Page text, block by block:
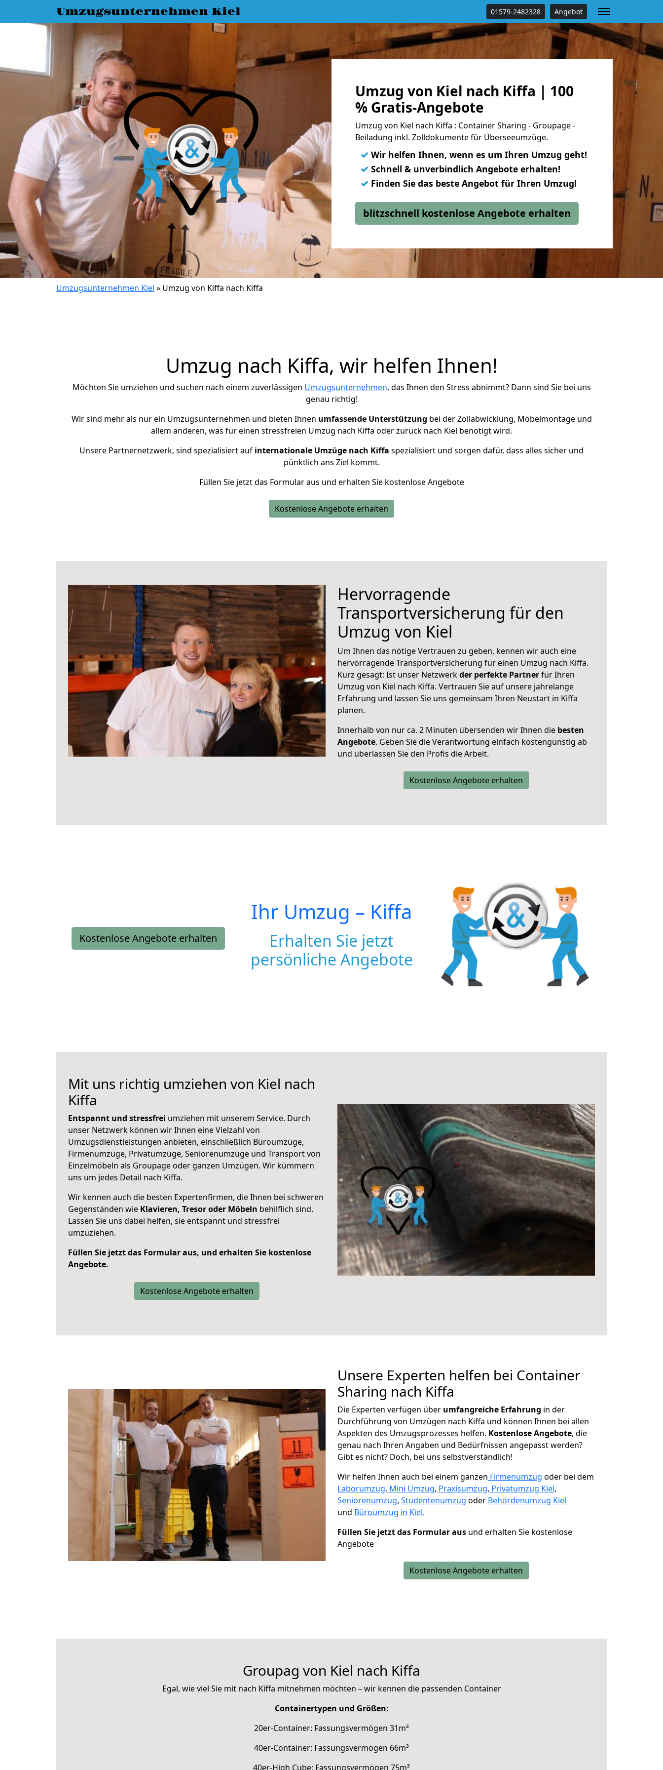
Umzugsunternehmen Kiel 01579-2482328 Angebot
Umzug von Kiel nach Kiffa | 100
% Gratis-Angebote
Umzug von Kiel nach Kiffa : Container Sharing - Groupage -
Beiladung inkl. Zolldokumente für Überseeumzüge.
✓ Wir helfen Ihnen, wenn es um Ihren Umzug geht!
✓ Schnell & unverbindlich Angebote erhalten!
✓ Finden Sie das beste Angebot für Ihren Umzug!
blitzschnell kostenlose Angebote erhalten
Umzugsunternehmen Kiel » Umzug von Kiffa nach Kiffa
Umzug nach Kiffa, wir helfen Ihnen!
Möchten Sie umziehen und suchen nach einem zuverlässigen Umzugsunternehmen, das Ihnen den Stress abnimmt? Dann sind Sie bei uns
genau richtig!
Wir sind mehr als nur ein Umzugsunternehmen und bieten Ihnen umfassende Unterstützung bei der Zollabwicklung, Möbelmontage und
allem anderen, was für einen stressfreien Umzug nach Kiffa oder zurück nach Kiel benötigt wird.
Unsere Partnernetzwerk, sind spezialisiert auf internationale Umzüge nach Kiffa spezialisiert und sorgen dafür, dass alles sicher und
pünktlich ans Ziel kommt.
Füllen Sie jetzt das Formular aus und erhalten Sie kostenlose Angebote
Kostenlose Angebote erhalten
Hervorragende
Transportversicherung für den
Umzug von Kiel
Um Ihnen das nötige Vertrauen zu geben, kennen wir auch eine
hervorragende Transportversicherung für einen Umzug nach Kiffa.
Kurz gesagt: Ist unser Netzwerkder perfekte Partnerfür Ihren
Umzug von Kiel nach Kiffa. Vertrauen Sie auf unsere jahrelange
Erfahrung und lassen Sie uns gemeinsam Ihren Neustart in Kiffa
planen.
Innerhalb von nur ca. 2 Minuten übersenden wir Ihnen die besten
Angebote. Geben Sie die Verantwortung einfach kostengünstig ab
und überlassen Sie den Profis die Arbeit.
Kostenlose Angebote erhalten
Kostenlose Angebote erhalten
Ihr Umzug – Kiffa
Erhalten Sie jetzt
persönliche Angebote
Mit uns richtig umziehen von Kiel nach
Kiffa
Entspannt und stressfrei umziehen mit unserem Service. Durch
unser Netzwerk können wir Ihnen eine Vielzahl von
Umzugsdienstleistungen anbieten, einschließlich Büroumzüge,
Firmenumzüge, Privatumzüge, Seniorenumzüge und Transport von
Einzelmöbeln als Groupage oder ganzen Umzügen. Wir kümmern
uns um jedes Detail nach Kiffa.
Wir kennen auch die besten Expertenfirmen, die Ihnen bei schweren
Gegenständen wie Klavieren, Tresor oder Möbeln behilflich sind.
Lassen Sie uns dabei helfen, sie entspannt und stressfrei
umzuziehen.
Füllen Sie jetzt das Formular aus, und erhalten Sie kostenlose
Angebote.
Kostenlose Angebote erhalten
Unsere Experten helfen bei Container
Sharing nach Kiffa
Die Experten verfügen über umfangreiche Erfahrung in der
Durchführung von Umzügen nach Kiffa und können Ihnen bei allen
Aspekten des Umzugsprozesses helfen. Kostenlose Angebote, die
genau nach Ihren Angaben und Bedürfnissen angepasst werden?
Gibt es nicht? Doch, bei uns selbstverständlich!
Wir helfen Ihnen auch bei einem ganzen Firmenumzug oder bei dem
Laborumzug, Mini Umzug, Praxisumzug, Privatumzug Kiel,
Seniorenumzug, Studentenumzug oder Behördenumzug Kiel
und Büroumzug in Kiel.
Füllen Sie jetzt das Formular aus und erhalten Sie kostenlose
Angebote
Kostenlose Angebote erhalten
Groupag von Kiel nach Kiffa
Egal, wie viel Sie mit nach Kiffa mitnehmen möchten – wir kennen die passenden Container
Containertypen und Größen:
20er-Container: Fassungsvermögen 31m³
40er-Container: Fassungsvermögen 66m³
40er-High Cube: Fassungsvermögen 75m³